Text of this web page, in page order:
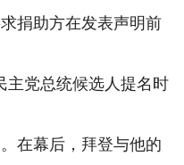
捐助方在发表声明前
党总统候选人提名时
在幕后，拜登与他的